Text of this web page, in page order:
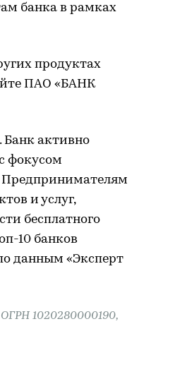
банка в рамках
продуктах
ПАО «БАНК
активно
фокусом
Предпринимателям
и услуг,
бесплатного
10 банков
данным «Эксперт
1020280000190,